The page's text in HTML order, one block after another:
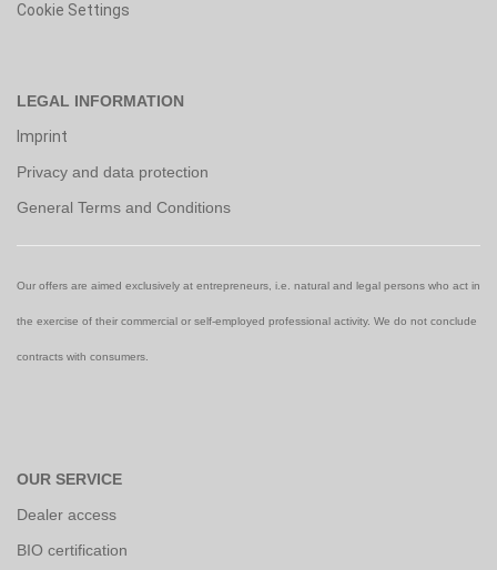
Cookie Settings
LEGAL INFORMATION
Imprint
Privacy and data protection
General Terms and Conditions
Our offers are aimed exclusively at entrepreneurs, i.e. natural and legal persons who act in
the exercise of their commercial or self-employed professional activity. We do not conclude
contracts with consumers.
OUR SERVICE
Dealer access
BIO certification